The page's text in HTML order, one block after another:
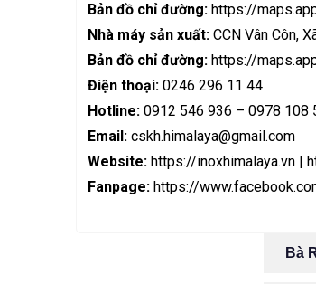
Bản đồ chỉ đường: https://
Nhà máy sản xuất: CCN Vân Côn,
Bản đồ chỉ đường: https://
Điện thoại: 0246 296 11 44
Hotline: 0912 546 936 – 0978 108
Email: cskh.himalaya@gmail.com
Website: https://inoxhimalaya.vn
Fanpage: https://
Bà